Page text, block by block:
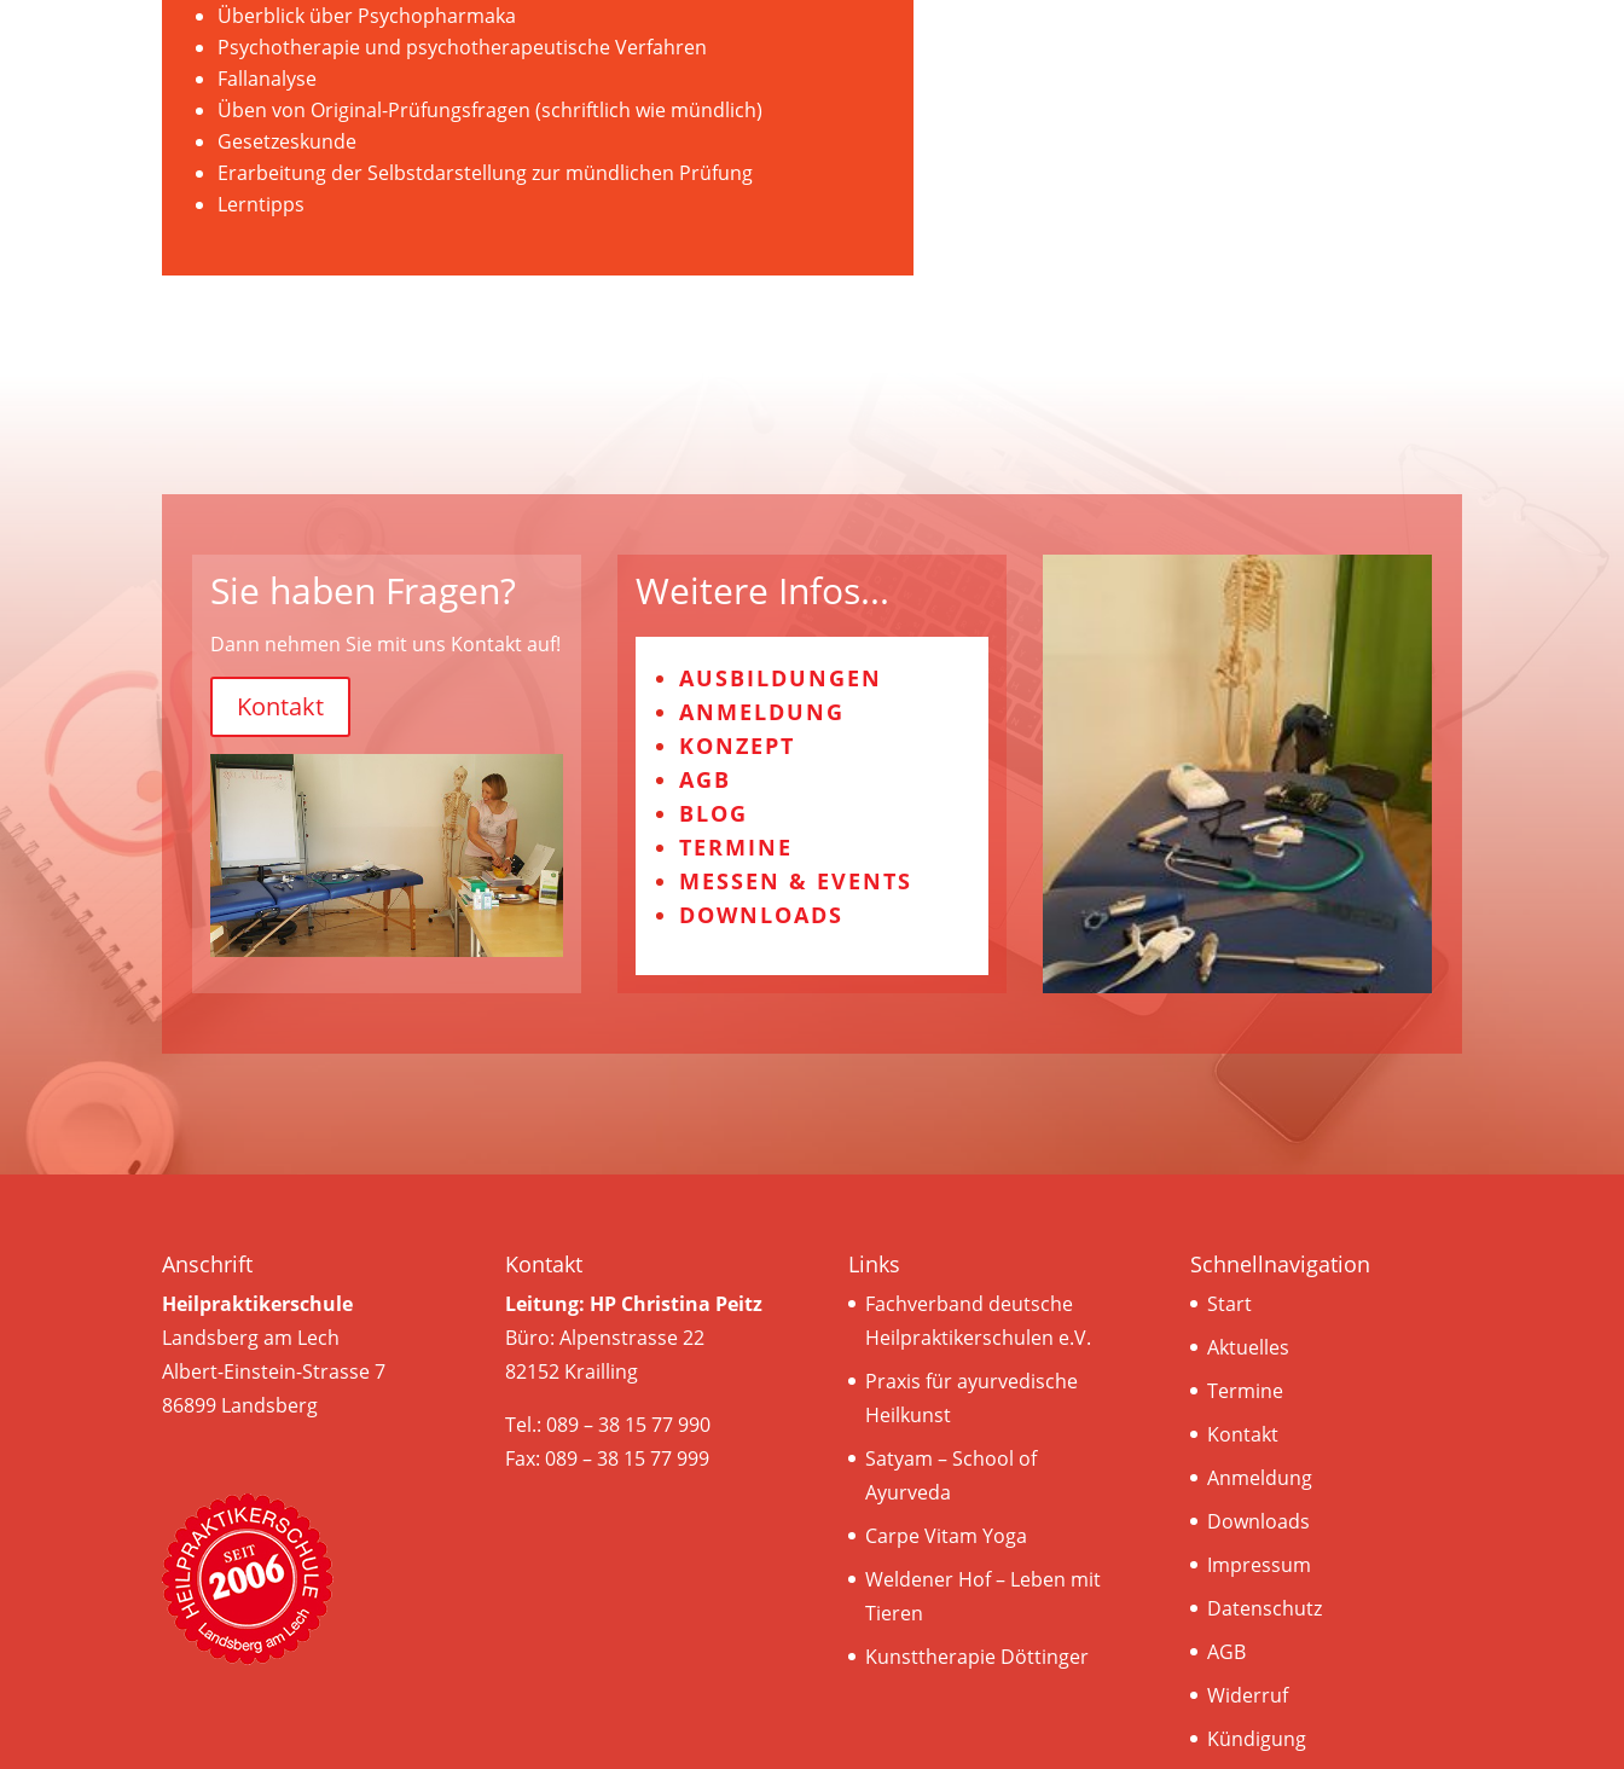
Überblick über Psychopharmaka
Psychotherapie und psychotherapeutische Verfahren
Fallanalyse
Üben von Original-Prüfungsfragen (schriftlich wie mündlich)
Gesetzeskunde
Erarbeitung der Selbstdarstellung zur mündlichen Prüfung
Lerntipps
Sie haben Fragen?
Dann nehmen Sie mit uns Kontakt auf!
Kontakt
Weitere Infos...
AUSBILDUNGEN
ANMELDUNG
KONZEPT
AGB
BLOG
TERMINE
MESSEN & EVENTS
DOWNLOADS
Anschrift
Heilpraktikerschule
Landsberg am Lech
Albert-Einstein-Strasse 7
86899 Landsberg
Kontakt
Leitung: HP Christina Peitz
Büro: Alpenstrasse 22
82152 Krailling
Tel.: 089 – 38 15 77 990
Fax: 089 – 38 15 77 999
Links
Fachverband deutsche
Heilpraktikerschulen e.V.
Praxis für ayurvedische
Heilkunst
Satyam – School of
Ayurveda
Carpe Vitam Yoga
Weldener Hof – Leben mit
Tieren
Kunsttherapie Döttinger
Schnellnavigation
Start
Aktuelles
Termine
Kontakt
Anmeldung
Downloads
Impressum
Datenschutz
AGB
Widerruf
Kündigung